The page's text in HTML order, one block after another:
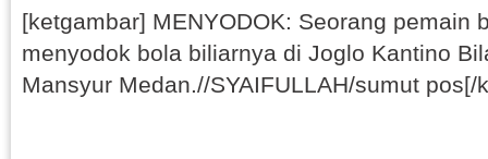
[ketgambar] MENYODOK: Seorang pemain
menyodok bola biliarnya di Joglo Kantino
Mansyur Medan.//SYAIFULLAH/sumut pos[/